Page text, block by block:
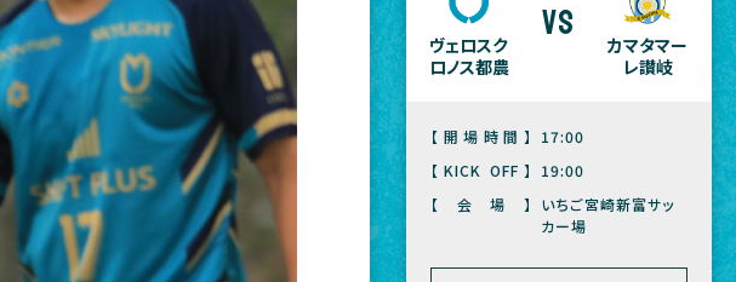
ヴェロスク
ロノス都農
vs
カマタマー
レ讃岐
【開場時間】
17:00
【KICK OFF】
19:00
【会場】
いちご宮崎新富サッ
カー場